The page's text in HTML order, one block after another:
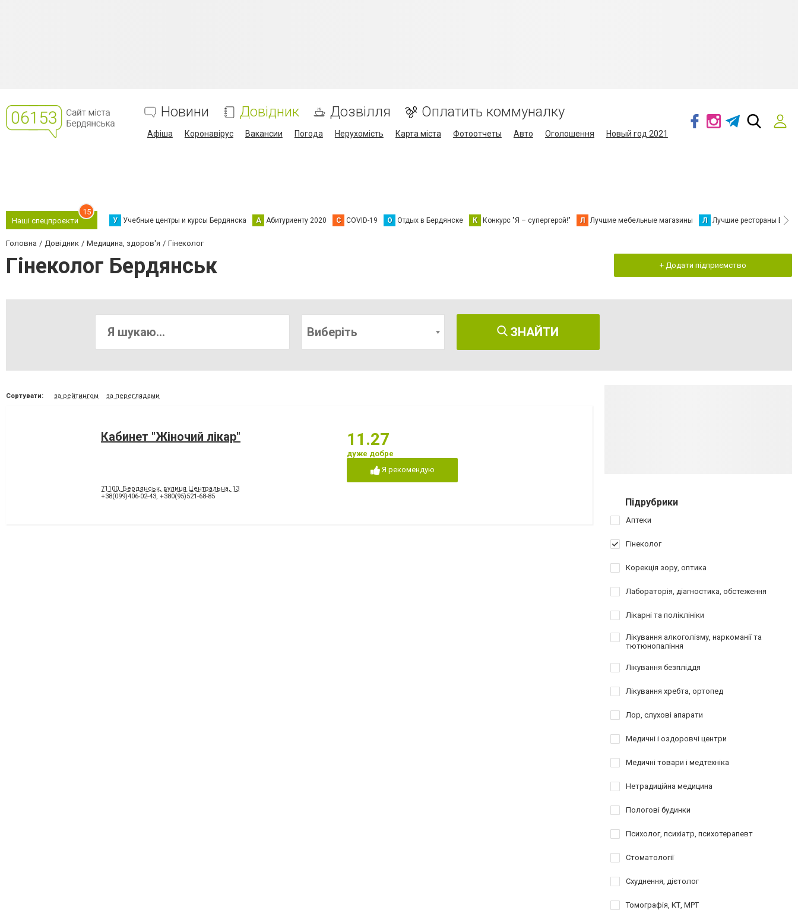
Новини Довідник Дозвілля Оплатить коммуналку
Афіша Коронавірус Вакансии Погода Нерухомість Карта міста Фотоотчеты Авто Оголошення Новый год 2021
Наші спецпроєкти
15
У Учебные центры и курсы Бердянска А Абитуриенту 2020 C COVID-19 О Отдых в Бердянске К Конкурс "Я – супергерой!" Л Лучшие мебельные магазины Л Лучшие рестораны
Головна Довідник Медицина, здоров'я Гінеколог
Гінеколог Бердянськ + Додати підприємство
Виберіть ЗНАЙТИ
Сортувати: за рейтингом за переглядами
Кабинет "Жіночий лікар"
71100, Бердянськ, вулиця Центральна, 13
+38(099)406-02-43, +380(95)521-68-85
11.27
дуже добре
Я рекомендую
Підрубрики
Аптеки
Гінеколог
Корекція зору, оптика
Лабораторія, діагностика, обстеження
Лікарні та поліклініки
Лікування алкоголізму, наркоманії та
тютюнопаління
Лікування безпліддя
Лікування хребта, ортопед
Лор, слухові апарати
Медичні і оздоровчі центри
Медичні товари і медтехніка
Нетрадиційна медицина
Пологові будинки
Психолог, психіатр, психотерапевт
Стоматології
Схуднення, дієтолог
Томографія, КТ, МРТ